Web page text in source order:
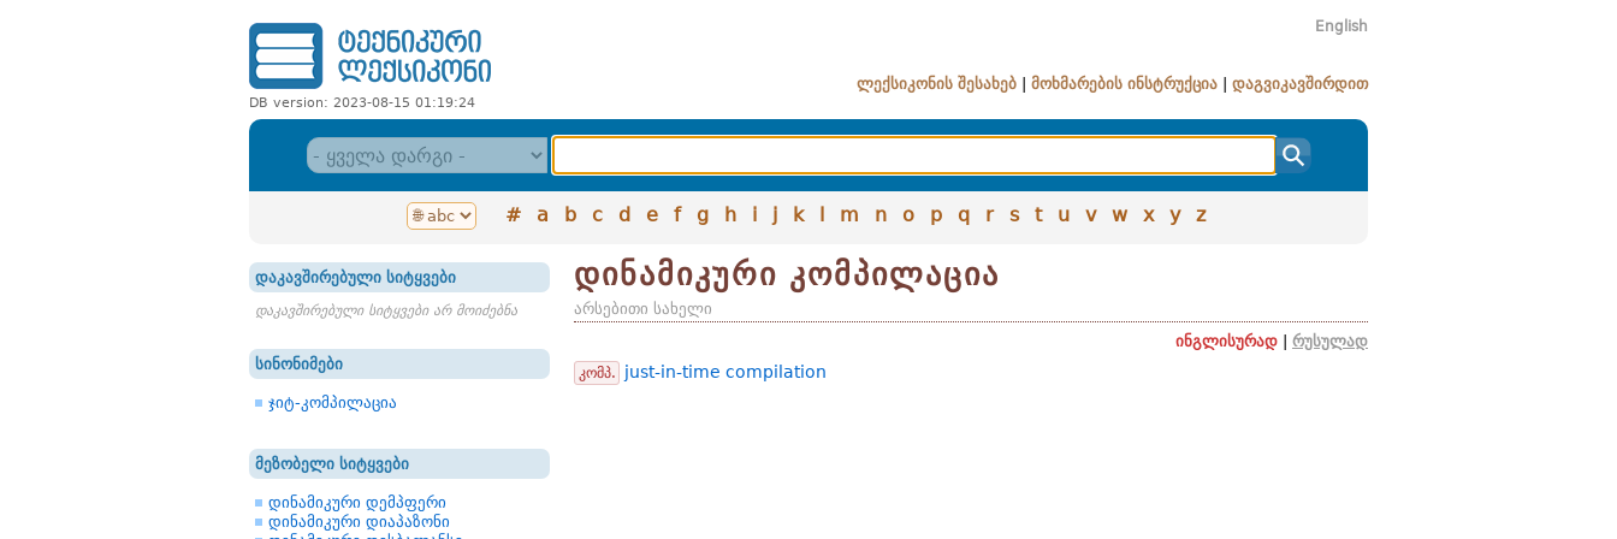
DB version: 2023-08-15 01:19:24
English
ლექსიკონის შესახებ მოხმარების ინსტრუქცია დაგვიკავშირდით
# a b c d e f g h i j k l m n o p q r s t u v w x y z
დაკავშირებული სიტყვები
დაკავშირებული სიტყვები არ მოიძებნა
სინონიმები
ჯიტ-კომპილაცია
მეზობელი სიტყვები
დინამიკური დემპფერი
დინამიკური დიაპაზონი
დინამიკური კომპილაცია
არსებითი სახელი
ინგლისურად
რუსულად
კომპ. just-in-time compilation